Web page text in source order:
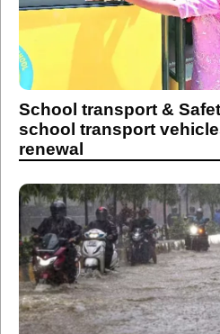
School transport &
school transport
renewal